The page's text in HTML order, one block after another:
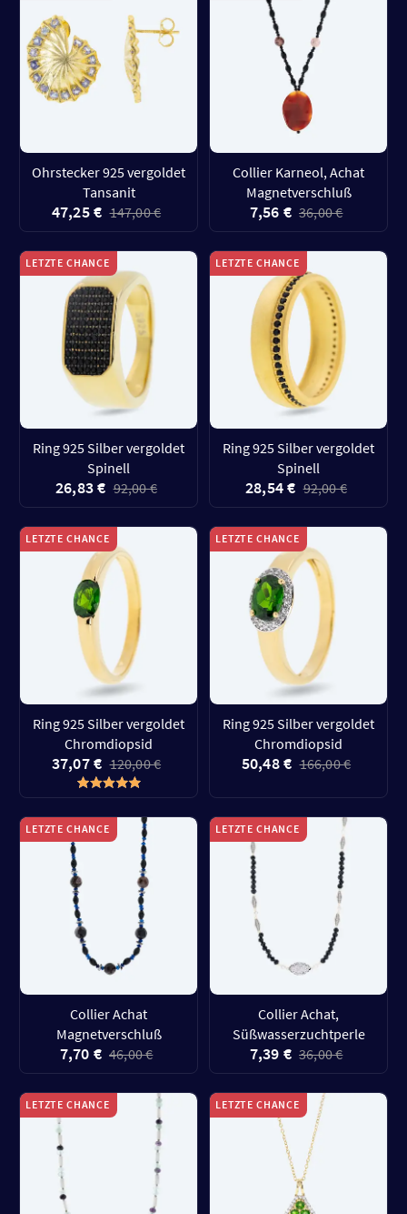
Ohrstecker 925 vergoldet
Tansanit
47,25 € 147,00 €
Collier Karneol, Achat
Magnetverschluß
7,56 € 36,00 €
LETZTE CHANCE
Ring 925 Silber vergoldet
Spinell
26,83 € 92,00 €
LETZTE CHANCE
Ring 925 Silber vergoldet
Spinell
28,54 € 92,00 €
LETZTE CHANCE
Ring 925 Silber vergoldet
Chromdiopsid
37,07 € 120,00 €
LETZTE CHANCE
Ring 925 Silber vergoldet
Chromdiopsid
50,48 € 166,00 €
LETZTE CHANCE
Collier Achat
Magnetverschluß
7,70 € 46,00 €
LETZTE CHANCE
Collier Achat,
Süßwasserzuchtperle
7,39 € 36,00 €
LETZTE CHANCE LETZTE CHANCE